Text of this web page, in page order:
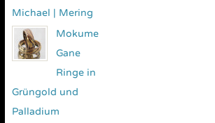
Michael | Mering
Mokume
Gane
Ringe in
Grüngold und
Palladium